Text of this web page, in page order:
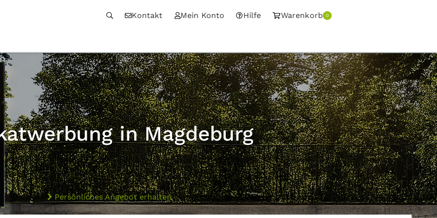
Kontakt Mein Konto Hilfe Warenkorb 0
in Magdeburg
Persönliches Angebot erhalten